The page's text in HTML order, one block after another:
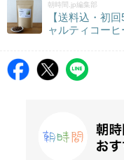
朝時間.jp編集部
【送料込・初
ャルティコー